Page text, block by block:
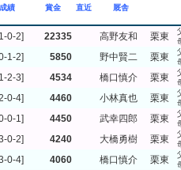
成績 賞金 直近 厩舎
0-2] 22335 高野友和 栗東
1-2] 5850 野中賢二 栗東
2-3] 4534 橋口慎介 栗東
0-4] 4460 小林真也 栗東
0-1] 4450 武幸四郎 栗東
0-2] 4240 大橋勇樹 栗東
0-4] 4060 橋口慎介 栗東